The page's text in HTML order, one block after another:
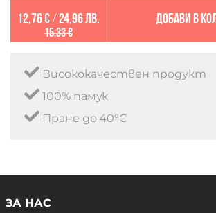
12,76 €/ 24,96 лв.
15,33 €
Добави в
Висококачествен продукт
100% памук
Пране до 40°C
ЗА НАС